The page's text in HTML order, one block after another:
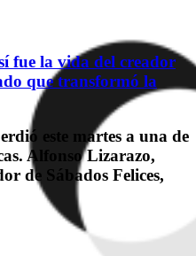
fue la vida del creador
que transformó la
este martes a una de
Alfonso Lizarazo,
de Sábados Felices,